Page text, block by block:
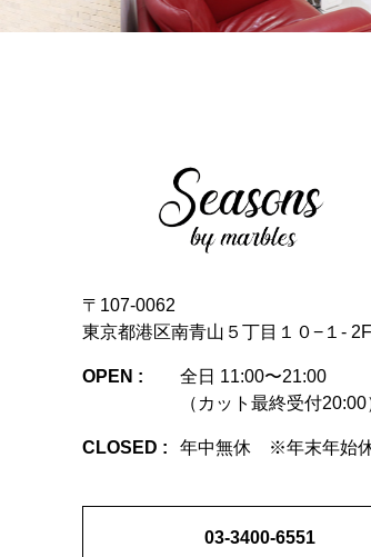
〒107-0062
東京都港区南青山５丁目１０−１- 2F
OPEN :
全日 11:00〜21:00
（カット最終受付20:00
CLOSED : 年中無休 ※年末年始
03-3400-6551